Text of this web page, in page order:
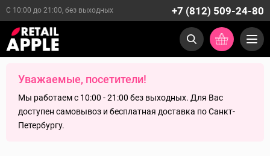
С 10:00 до 21:00, без выходных +7 (812) 509-24-80
Уважаемые, посетители!
Мы работаем с 10:00 - 21:00 без выходных. Для Вас
доступен самовывоз и бесплатная доставка по Санкт-
Петербургу.